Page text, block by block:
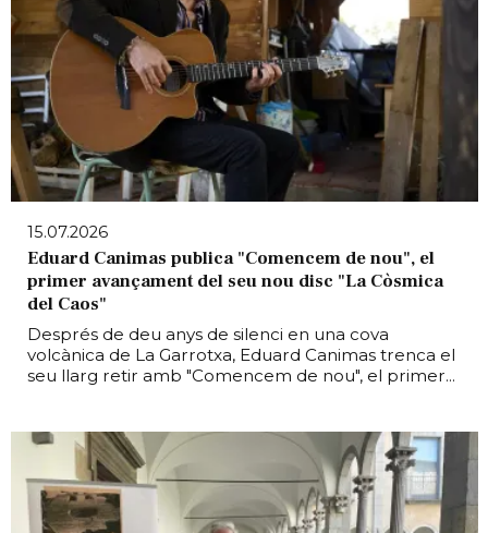
15.07.2026
Eduard Canimas publica "Comencem de nou", el
primer avançament del seu nou disc "La Còsmica
del Caos"
Després de deu anys de silenci en una cova
volcànica de La Garrotxa, Eduard Canimas trenca el
seu llarg retir amb "Comencem de nou", el primer...